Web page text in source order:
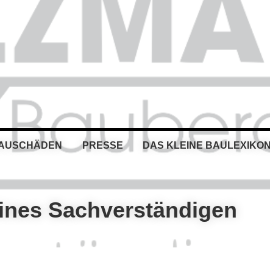
PRESSE DAS KLEINE BAULEXIKON
Sachverständigen